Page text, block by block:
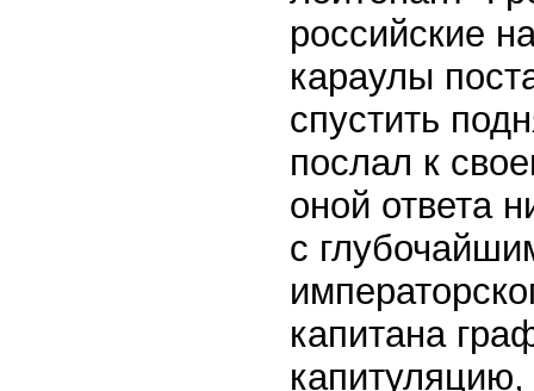
российские
караулы
спустить
послал к
оной ответа
с
капитана